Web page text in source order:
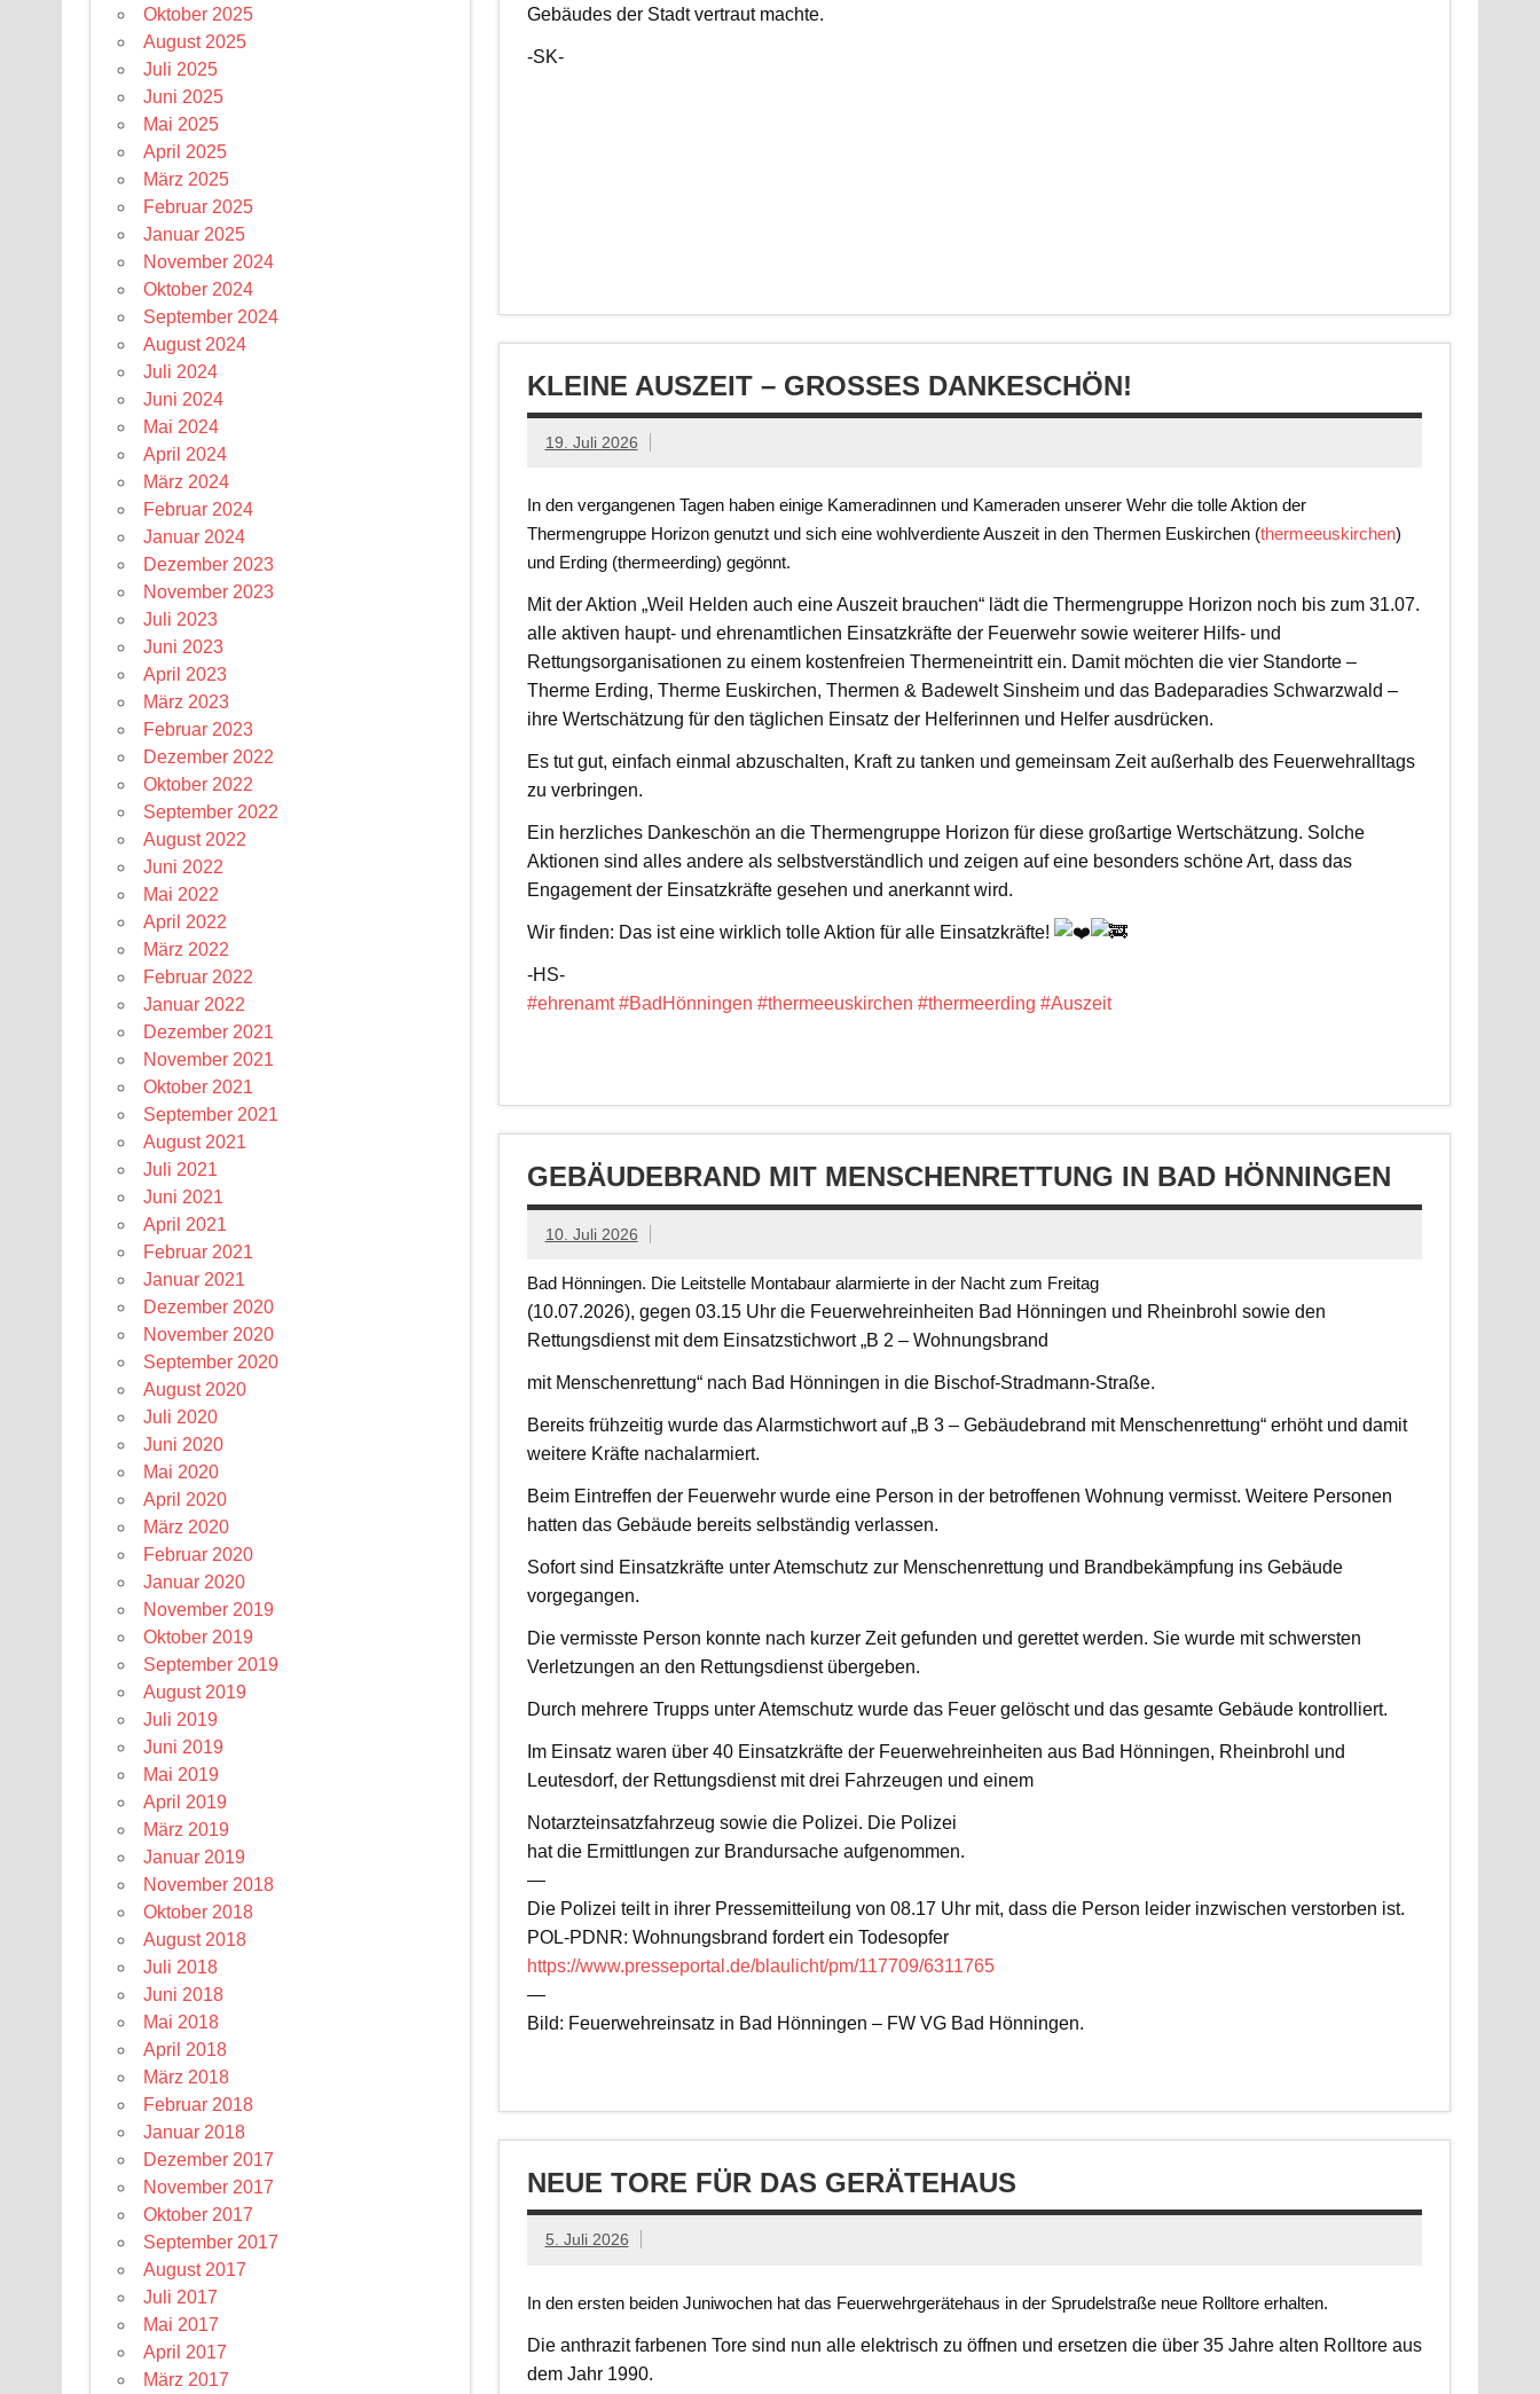
Gebäudes der Stadt vertraut machte.
-SK-
KLEINE AUSZEIT – GROSSES DANKESCHÖN!
19. Juli 2026
In den vergangenen Tagen haben einige Kameradinnen und Kameraden unserer Wehr die tolle Aktion der
Thermengruppe Horizon genutzt und sich eine wohlverdiente Auszeit in den Thermen Euskirchen (thermeeuskirchen)
und Erding (thermeerding) gegönnt.
Mit der Aktion „Weil Helden auch eine Auszeit brauchen“ lädt die Thermengruppe Horizon noch bis zum 31.07.
alle aktiven haupt- und ehrenamtlichen Einsatzkräfte der Feuerwehr sowie weiterer Hilfs- und
Rettungsorganisationen zu einem kostenfreien Thermeneintritt ein. Damit möchten die vier Standorte –
Therme Erding, Therme Euskirchen, Thermen & Badewelt Sinsheim und das Badeparadies Schwarzwald –
ihre Wertschätzung für den täglichen Einsatz der Helferinnen und Helfer ausdrücken.
Es tut gut, einfach einmal abzuschalten, Kraft zu tanken und gemeinsam Zeit außerhalb des Feuerwehralltags
zu verbringen.
Ein herzliches Dankeschön an die Thermengruppe Horizon für diese großartige Wertschätzung. Solche
Aktionen sind alles andere als selbstverständlich und zeigen auf eine besonders schöne Art, dass das
Engagement der Einsatzkräfte gesehen und anerkannt wird.
Wir finden: Das ist eine wirklich tolle Aktion für alle Einsatzkräfte!
-HS-
#ehrenamt #BadHönningen #thermeeuskirchen #thermeerding #Auszeit
GEBÄUDEBRAND MIT MENSCHENRETTUNG IN BAD HÖNNINGEN
10. Juli 2026
Bad Hönningen. Die Leitstelle Montabaur alarmierte in der Nacht zum Freitag
(10.07.2026), gegen 03.15 Uhr die Feuerwehreinheiten Bad Hönningen und Rheinbrohl sowie den
Rettungsdienst mit dem Einsatzstichwort „B 2 – Wohnungsbrand
mit Menschenrettung“ nach Bad Hönningen in die Bischof-Stradmann-Straße.
Bereits frühzeitig wurde das Alarmstichwort auf „B 3 – Gebäudebrand mit Menschenrettung“ erhöht und damit
weitere Kräfte nachalarmiert.
Beim Eintreffen der Feuerwehr wurde eine Person in der betroffenen Wohnung vermisst. Weitere Personen
hatten das Gebäude bereits selbständig verlassen.
Sofort sind Einsatzkräfte unter Atemschutz zur Menschenrettung und Brandbekämpfung ins Gebäude
vorgegangen.
Die vermisste Person konnte nach kurzer Zeit gefunden und gerettet werden. Sie wurde mit schwersten
Verletzungen an den Rettungsdienst übergeben.
Durch mehrere Trupps unter Atemschutz wurde das Feuer gelöscht und das gesamte Gebäude kontrolliert.
Im Einsatz waren über 40 Einsatzkräfte der Feuerwehreinheiten aus Bad Hönningen, Rheinbrohl und
Leutesdorf, der Rettungsdienst mit drei Fahrzeugen und einem
Notarzteinsatzfahrzeug sowie die Polizei. Die Polizei
hat die Ermittlungen zur Brandursache aufgenommen.
—
Die Polizei teilt in ihrer Pressemitteilung von 08.17 Uhr mit, dass die Person leider inzwischen verstorben ist.
POL-PDNR: Wohnungsbrand fordert ein Todesopfer
https://www.presseportal.de/blaulicht/pm/117709/6311765
—
Bild: Feuerwehreinsatz in Bad Hönningen – FW VG Bad Hönningen.
NEUE TORE FÜR DAS GERÄTEHAUS
5. Juli 2026
In den ersten beiden Juniwochen hat das Feuerwehrgerätehaus in der Sprudelstraße neue Rolltore erhalten.
Die anthrazit farbenen Tore sind nun alle elektrisch zu öffnen und ersetzen die über 35 Jahre alten Rolltore aus
dem Jahr 1990.
Oktober 2025
August 2025
Juli 2025
Juni 2025
Mai 2025
April 2025
März 2025
Februar 2025
Januar 2025
November 2024
Oktober 2024
September 2024
August 2024
Juli 2024
Juni 2024
Mai 2024
April 2024
März 2024
Februar 2024
Januar 2024
Dezember 2023
November 2023
Juli 2023
Juni 2023
April 2023
März 2023
Februar 2023
Dezember 2022
Oktober 2022
September 2022
August 2022
Juni 2022
Mai 2022
April 2022
März 2022
Februar 2022
Januar 2022
Dezember 2021
November 2021
Oktober 2021
September 2021
August 2021
Juli 2021
Juni 2021
April 2021
Februar 2021
Januar 2021
Dezember 2020
November 2020
September 2020
August 2020
Juli 2020
Juni 2020
Mai 2020
April 2020
März 2020
Februar 2020
Januar 2020
November 2019
Oktober 2019
September 2019
August 2019
Juli 2019
Juni 2019
Mai 2019
April 2019
März 2019
Januar 2019
November 2018
Oktober 2018
August 2018
Juli 2018
Juni 2018
Mai 2018
April 2018
März 2018
Februar 2018
Januar 2018
Dezember 2017
November 2017
Oktober 2017
September 2017
August 2017
Juli 2017
Mai 2017
April 2017
März 2017